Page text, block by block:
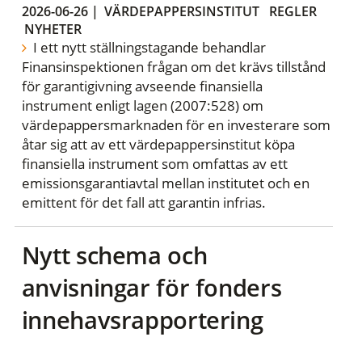
2026-06-26| VÄRDEPAPPERSINSTITUT
REGLER
NYHETER
I ett nytt ställningstagande behandlar
Finansinspektionen frågan om det krävs tillstånd
för garantigivning avseende finansiella
instrument enligt lagen (2007:528) om
värdepappersmarknaden för en investerare som
åtar sig att av ett värdepappersinstitut köpa
finansiella instrument som omfattas av ett
emissionsgarantiavtal mellan institutet och en
emittent för det fall att garantin infrias.
Nytt schema och
anvisningar för fonders
innehavsrapportering